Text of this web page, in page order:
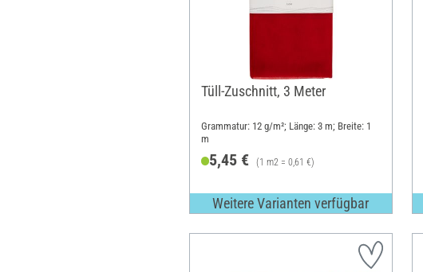
Tüll-Zuschnitt, 3 Meter
Grammatur: 12 g/m²; Länge: 3 m; Breite: 1
m
5,45 € (1 m2 = 0,61 €)
Weitere Varianten verfügbar